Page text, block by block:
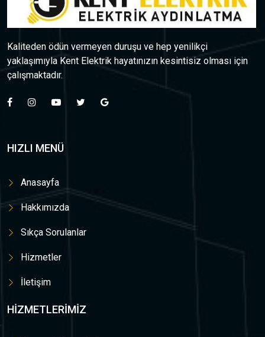
Kaliteden ödün vermeyen duruşu ve hep yenilikçi
yaklaşımıyla Kent Elektrik hayatınızın kesintisiz olması için
çalışmaktadır.
HIZLI MENÜ
Anasayfa
Hakkımızda
Sıkça Sorulanlar
Hizmetler
İletişim
HIZMETLERIMIZ